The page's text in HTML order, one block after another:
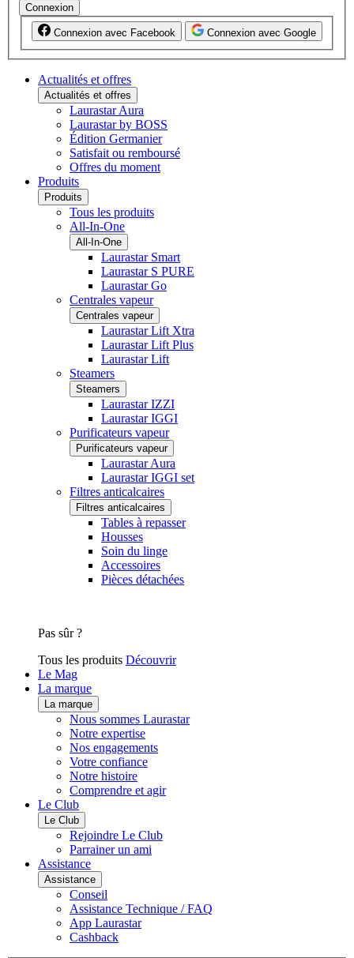
Connexion
Connexion avec Facebook Connexion avec Google
Actualités et offres
Actualités et offres
Laurastar Aura
Laurastar by BOSS
Édition Germanier
Satisfait ou remboursé
Offres du moment
Produits
Produits
Tous les produits
All-In-One
All-In-One
Laurastar Smart
Laurastar S PURE
Laurastar Go
Centrales vapeur
Centrales vapeur
Laurastar Lift Xtra
Laurastar Lift Plus
Laurastar Lift
Steamers
Steamers
Laurastar IZZI
Laurastar IGGI
Purificateurs vapeur
Purificateurs vapeur
Laurastar Aura
Laurastar IGGI set
Filtres anticalcaires
Filtres anticalcaires
Tables à repasser
Housses
Soin du linge
Accessoires
Pièces détachées
Pas sûr ?
Tous les produits Découvrir
Le Mag
La marque
La marque
Nous sommes Laurastar
Notre expertise
Nos engagements
Votre confiance
Notre histoire
Comprendre et agir
Le Club
Le Club
Rejoindre Le Club
Parrainer un ami
Assistance
Assistance
Conseil
Assistance Technique / FAQ
App Laurastar
Cashback